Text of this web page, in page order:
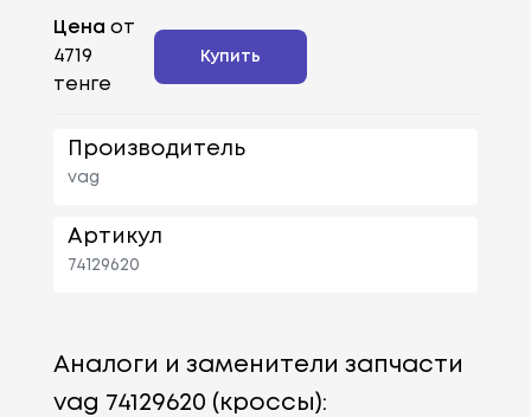
Цена от
4719
тенге
Купить
Производитель
vag
Артикул
74129620
Аналоги и заменители запчасти
vag 74129620 (кроссы):